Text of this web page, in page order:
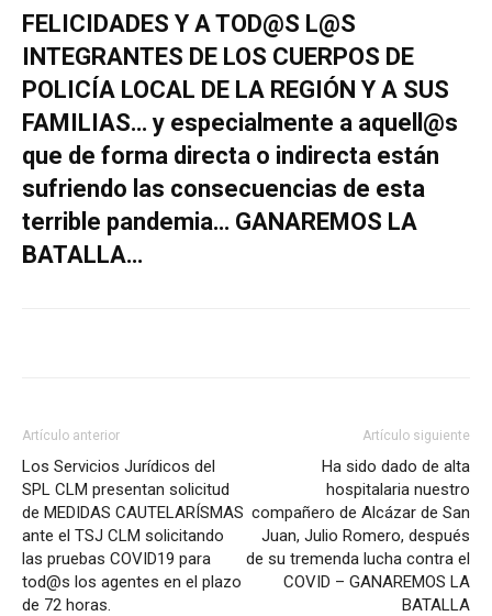
FELICIDADES Y A TOD@S L@S
INTEGRANTES DE LOS CUERPOS DE
POLICÍA LOCAL DE LA REGIÓN Y A SUS
FAMILIAS… y especialmente a aquell@s
que de forma directa o indirecta están
sufriendo las consecuencias de esta
terrible pandemia… GANAREMOS LA
BATALLA…
Artículo anterior
Los Servicios Jurídicos del
SPL CLM presentan solicitud
de MEDIDAS CAUTELARÍSMAS
ante el TSJ CLM solicitando
las pruebas COVID19 para
tod@s los agentes en el plazo
de 72 horas.
Artículo siguiente
Ha sido dado de alta
hospitalaria nuestro
compañero de Alcázar de San
Juan, Julio Romero, después
de su tremenda lucha contra el
COVID – GANAREMOS LA
BATALLA